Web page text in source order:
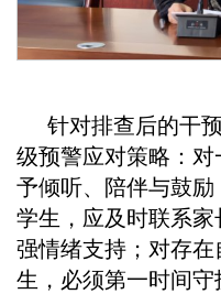
针对排查后的干
级预警应对策略：
予倾听、陪伴与鼓
学生，应及时联系
强情绪支持；对存
生，必须第一时间